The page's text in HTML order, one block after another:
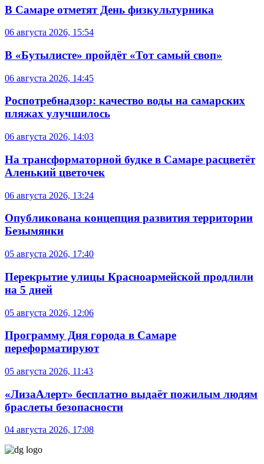
В Самаре отметят День физкультурника
06 августа 2026, 15:54
В «Бутылисте» пройдёт «Тот самый своп»
06 августа 2026, 14:45
Роспотребнадзор: качество воды на самарских
пляжах улучшилось
06 августа 2026, 14:03
На трансформаторной будке в Самаре расцветёт
Аленький цветочек
06 августа 2026, 13:24
Опубликована концепция развития территории
Безымянки
05 августа 2026, 17:40
Перекрытие улицы Красноармейской продлили
на 5 дней
05 августа 2026, 12:06
Программу Дня города в Самаре
переформатируют
05 августа 2026, 11:43
«ЛизаАлерт» бесплатно выдаёт пожилым людям
браслеты безопасности
04 августа 2026, 17:08